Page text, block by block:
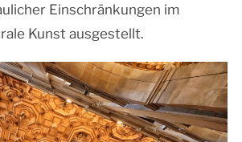
Einschränkungen im
Kunst ausgestellt.